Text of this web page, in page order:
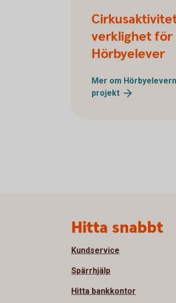
verklighet för
Hörbyelever
Mer om
projekt
Hitta snabbt
Kundservice
Spärrhjälp
Hitta bankkontor